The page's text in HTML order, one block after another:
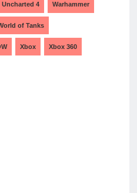
Uncharted 4 Warhammer
of Tanks
Xbox Xbox 360